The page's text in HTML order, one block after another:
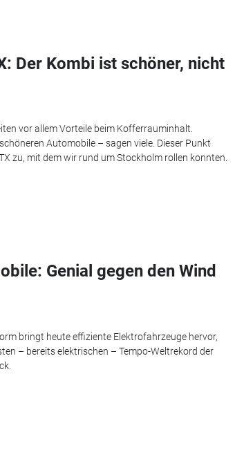
Der Kombi ist schöner, nicht
vor allem Vorteile beim Kofferrauminhalt.
Automobile – sagen viele. Dieser Punkt
zu, mit dem wir rund um Stockholm rollen konnten.
Genial gegen den Wind
bringt heute effiziente Elektrofahrzeuge hervor,
– bereits elektrischen – Tempo-Weltrekord der